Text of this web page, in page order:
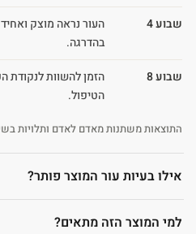
שבוע 4
העור נראה מוצק
בהדרגה.
שבוע 8
הזמן להשוות לנקודת
הטיפול.
התוצאות משתנות מאדם לאדם ותלויות
אילו בעיות עור המוצר פותר?
למי המוצר הזה מתאים?